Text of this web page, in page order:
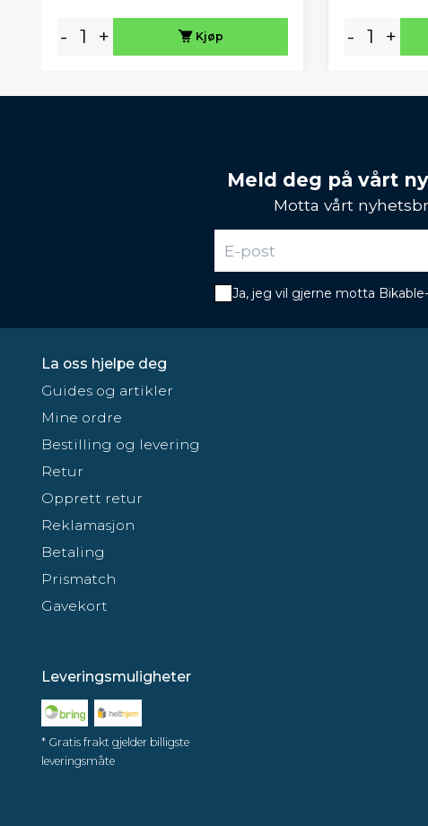
- + Kjøp - +
Meld deg på vårt
Motta vårt
Ja, jeg vil gjerne motta
La oss hjelpe deg
Guides og artikler
Mine ordre
Bestilling og levering
Retur
Opprett retur
Reklamasjon
Betaling
Prismatch
Gavekort
Leveringsmuligheter
* Gratis frakt gjelder billigste
leveringsmåte